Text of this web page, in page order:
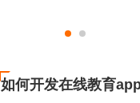
如何开发在线教育